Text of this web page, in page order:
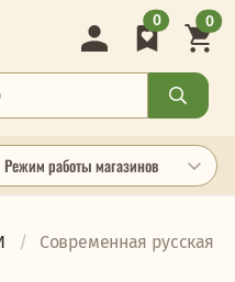
Режим работы магазинов
0 0
Современная русская